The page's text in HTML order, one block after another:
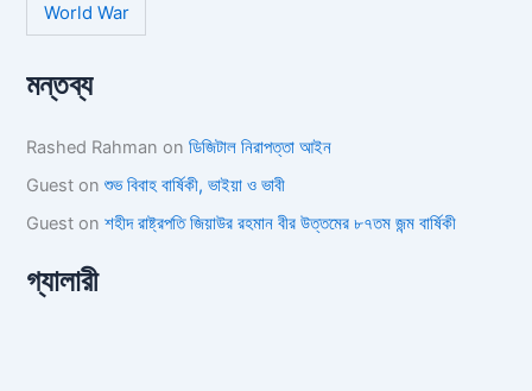
World War
মন্তব্য
Rashed Rahman onডিজিটাল নিরাপত্তা আইন
Guest onশুভ বিবাহ বার্ষিকী, ভাইয়া ও ভাবী
Guest onশহীদ রাষ্ট্রপতি জিয়াউর রহমান বীর উত্তমের ৮৭তম জন্ম বার্ষিকী
গ্যালারী